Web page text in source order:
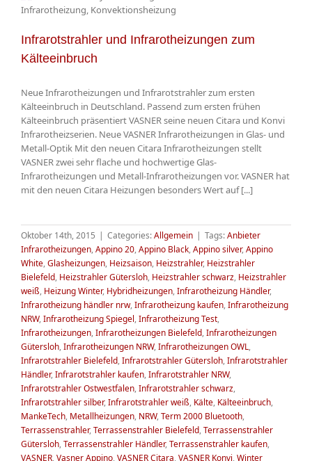
Infrarotstrahler und Infrarotheizungen zum
Kälteeinbruch
Neue Infrarotheizungen und Infrarotstrahler zum ersten
Kälteeinbruch in Deutschland. Passend zum ersten frühen
Kälteeinbruch präsentiert VASNER seine neuen Citara und Konvi
Infrarotheizserien. Neue VASNER Infrarotheizungen in Glas- und
Metall-Optik Mit den neuen Citara Infrarotheizungen stellt
VASNER zwei sehr flache und hochwertige Glas-
Infrarotheizungen und Metall-Infrarotheizungen vor. VASNER hat
mit den neuen Citara Heizungen besonders Wert auf [...]
Oktober 14th, 2015 | Categories:Allgemein | Tags:Anbieter
Infrarotheizungen,Appino 20,Appino Black,Appino silver,Appino
White,Glasheizungen, Heizsaison, Heizstrahler, Heizstrahler
Bielefeld, Heizstrahler Gütersloh, Heizstrahler schwarz, Heizstrahler
weiß, Heizung Winter, Hybridheizungen,Infrarotheizung Händler,
Infrarotheizung händler nrw,Infrarotheizung kaufen,Infrarotheizung
NRW,Infrarotheizung Spiegel,Infrarotheizung Test,
Infrarotheizungen,Infrarotheizungen Bielefeld,Infrarotheizungen
Gütersloh,Infrarotheizungen NRW,Infrarotheizungen OWL,
Infrarotstrahler Bielefeld,Infrarotstrahler Gütersloh,Infrarotstrahler
Händler,Infrarotstrahler kaufen,Infrarotstrahler NRW,
Infrarotstrahler Ostwestfalen,Infrarotstrahler schwarz,
Infrarotstrahler silber,Infrarotstrahler weiß, Kälte, Kälteeinbruch,
MankeTech, Metallheizungen, NRW,Term 2000 Bluetooth,
Terrassenstrahler,Terrassenstrahler Bielefeld,Terrassenstrahler
Gütersloh,Terrassenstrahler Händler,Terrassenstrahler kaufen,
VASNER,Vasner Appino,VASNER Citara,VASNER Konvi,Winter